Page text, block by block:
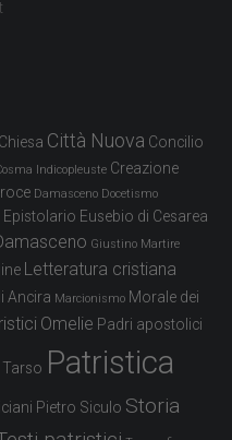
Chiesa Città Nuova Concilio
Indicopleuste Creazione
Damasceno Docetismo
Epistolario Eusebio di Cesarea
Giustino Martire
Letteratura cristiana
Ancira Marcionismo Morale dei
Omelie Padri apostolici
Patristica
Pietro Siculo Storia